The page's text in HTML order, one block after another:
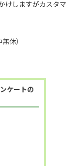
けしますがカスタマ
休）
ケートの